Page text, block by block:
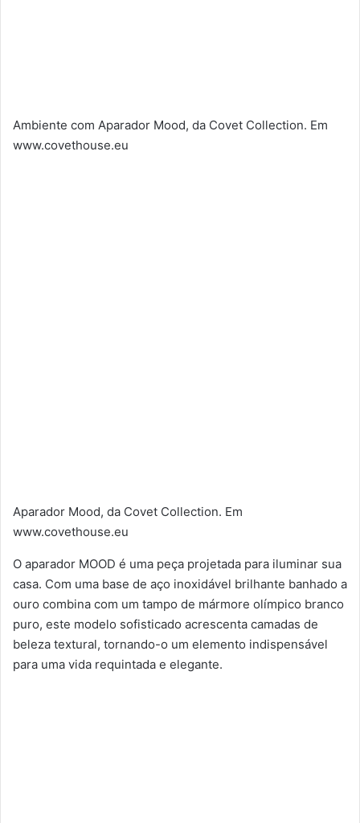
Ambiente com Aparador Mood, da Covet Collection. Em
www.covethouse.eu
Aparador Mood, da Covet Collection. Em
www.covethouse.eu
O aparador MOOD é uma peça projetada para iluminar sua
casa. Com uma base de aço inoxidável brilhante banhado a
ouro combina com um tampo de mármore olímpico branco
puro, este modelo sofisticado acrescenta camadas de
beleza textural, tornando-o um elemento indispensável
para uma vida requintada e elegante.